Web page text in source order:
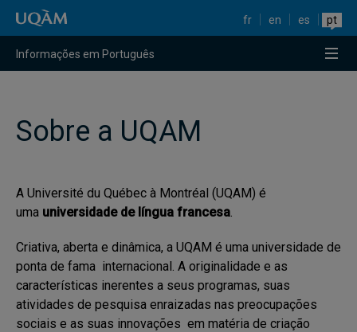
Raccourci vers le contenu
Raccourci vers le menu principal
Raccourci vers la recherche fr en es pt
Informações em Português
Sobre a UQAM
A Université du Québec à Montréal (UQAM) é
uma universidade de língua francesa.
Criativa, aberta e dinâmica, a UQAM é uma universidade de
ponta de fama internacional. A originalidade e as
características inerentes a seus programas, suas
atividades de pesquisa enraizadas nas preocupações
sociais e as suas innovações em matéria de criação